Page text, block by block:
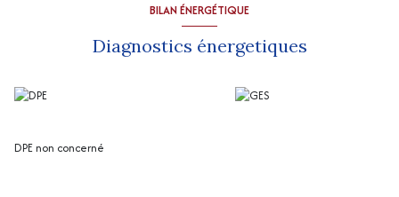
disponibles sur le site Géorisques
http://www.georisques.gouv.fr
BILAN ÉNERGÉTIQUE
Diagnostics énergetiques
DPE non concerné